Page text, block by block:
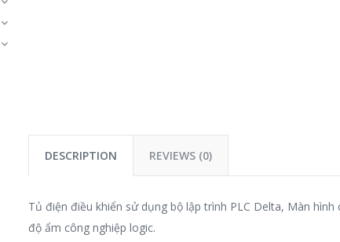
DESCRIPTION REVIEWS (0)
Tủ điện điều khiển sử dụng bộ lập trình PLC Delta, Màn
độ ẩm công nghiệp logic.